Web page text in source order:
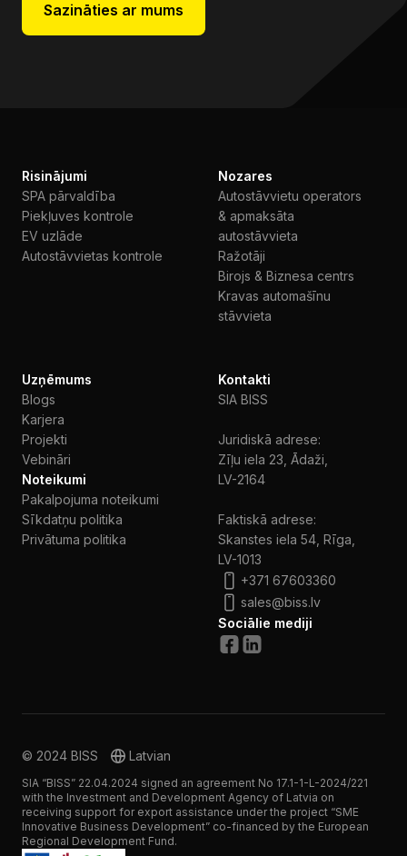
Sazināties ar mums
Risinājumi
SPA pārvaldība
Piekļuves kontrole
EV uzlāde
Autostāvvietas kontrole
Nozares
Autostāvvietu operators
& apmaksāta
autostāvvieta
Ražotāji
Birojs & Biznesa centrs
Kravas automašīnu
stāvvieta
Uzņēmums
Blogs
Karjera
Projekti
Vebināri
Noteikumi
Pakalpojuma noteikumi
Sīkdatņu politika
Privātuma politika
Kontakti
SIA BISS
Juridiskā adrese:
Zīļu iela 23, Ādaži,
LV-2164
Faktiskā adrese:
Skanstes iela 54, Rīga,
LV-1013
+371 67603360
sales@biss.lv
Sociālie mediji
© 2024 BISS Latvian
SIA “BISS” 22.04.2024 signed an agreement No 17.1-1-L-2024/221
with the Investment and Development Agency of Latvia on
receiving support for export assistance under the project “SME
Innovative Business Development” co-financed by the European
Regional Development Fund.